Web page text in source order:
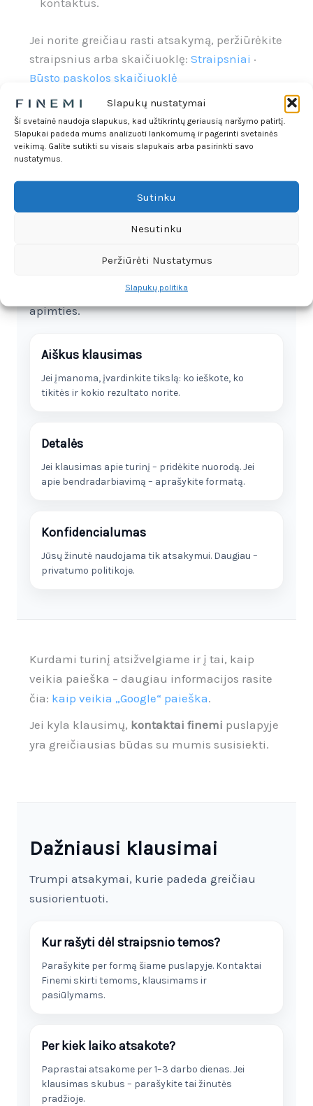
Slapukų nustatymai
Ši svetainė naudoja slapukus, kad užtikrintų geriausią naršymo patirtį.
Slapukai padeda mums analizuoti lankomumą ir pagerinti svetainės
veikimą. Galite sutikti su visais slapukais arba pasirinkti savo
nustatymus.
Sutinku
Nesutinku
Peržiūrėti Nustatymus
Slapukų politika
Jei norite greičiau rasti atsakymą, peržiūrėkite
straipsnius arba skaičiuoklę: Straipsniai ·
Būsto paskolos skaičiuoklė
Atsakymo laikas ir
komunikacija
Kontaktai Finemi puslapyje sukurti tam, kad
priklausomai nuo užklausos sudėtingumo ir
apimties.
Aiškus klausimas
Jei įmanoma, įvardinkite tikslą: ko ieškote, ko
tikitės ir kokio rezultato norite.
Detalės
Jei klausimas apie turinį – pridėkite nuorodą. Jei
apie bendradarbiavimą – aprašykite formatą.
Konfidencialumas
Jūsų žinutė naudojama tik atsakymui. Daugiau –
privatumo politikoje.
Kurdami turinį atsižvelgiame ir į tai, kaip
veikia paieška – daugiau informacijos rasite
čia: kaip veikia „Google“ paieška.
Jei kyla klausimų, kontaktai finemi puslapyje
yra greičiausias būdas su mumis susisiekti.
Dažniausi klausimai
Trumpi atsakymai, kurie padeda greičiau
susiorientuoti.
Kur rašyti dėl straipsnio temos?
Parašykite per formą šiame puslapyje. Kontaktai
Finemi skirti temoms, klausimams ir
pasiūlymams.
Per kiek laiko atsakote?
Paprastai atsakome per 1–3 darbo dienas. Jei
klausimas skubus – parašykite tai žinutės
pradžioje.